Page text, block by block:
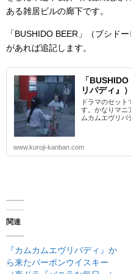
ある雑居ビルの廊下です。
「BUSHIDO BEER」（ブシド
があれば追記します。
「
リバディ』）
ドラマのセッ
す。かなりマニ
ムカムエヴリバ
www.kuroji-kanban.com
関連
『カムカムエヴリバディ』か
ら来たバーボンウイスキー